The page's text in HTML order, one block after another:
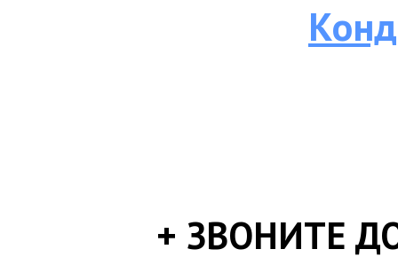
+ ЗВОНИТЕ